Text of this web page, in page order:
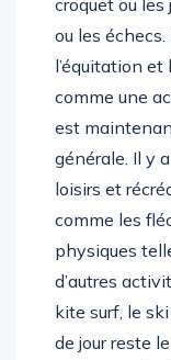
ou les
l’équitation
comme une
est
générale. Il y
loisirs et
comme les
physiques
d’autres
kite surf, le
de jour reste